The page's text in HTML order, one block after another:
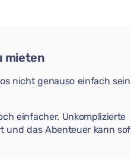
mieten
nicht genauso einfach
einfacher. Unkomplizierte
und das Abenteuer kann